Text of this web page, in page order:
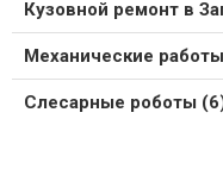
Кузовной ремонт в
Механические
Слесарные роботы